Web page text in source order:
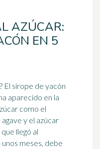
AZÚCAR:
EN 5
El sirope de yacón
aparecido en la
como el
y el azúcar
llegó al
meses, debe